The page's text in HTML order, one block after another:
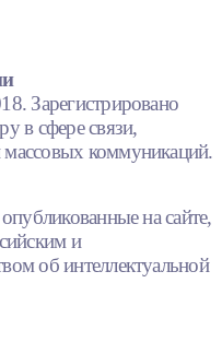
Зарегистрировано
в сфере связи,
коммуникаций.
на сайте,
и
об интеллектуальной